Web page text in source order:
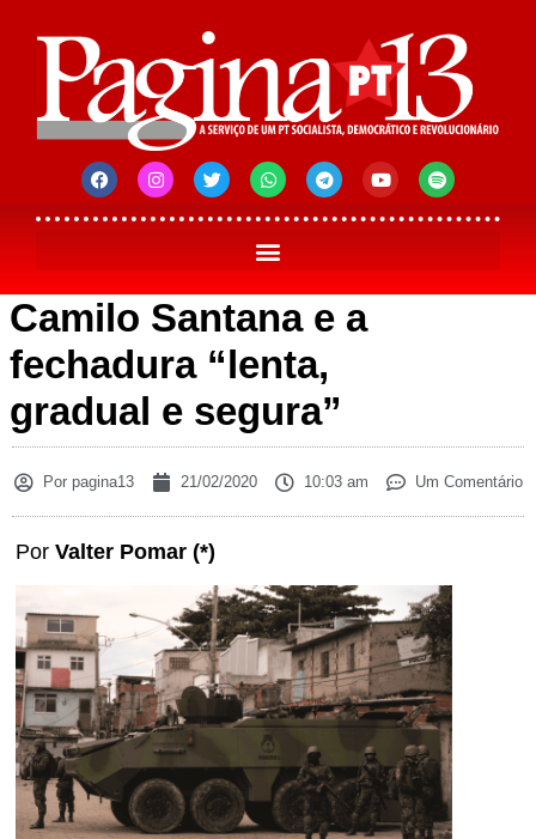
Camilo Santana e a
fechadura “lenta,
gradual e segura”
Porpagina13 21/02/2020 10:03 am Um Comentário
Por Valter Pomar (*)